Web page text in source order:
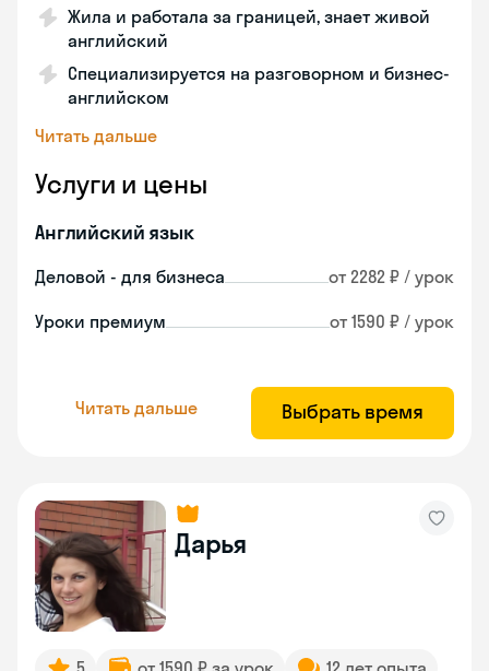
Жила и работала за границей, знает живой
английский
Специализируется на разговорном и бизнес-
английском
Читать дальше
Услуги и цены
Английский язык
Деловой - для бизнеса от 2282 ₽ / урок
Уроки премиум от 1590 ₽ / урок
Читать дальше Выбрать время
Дарья